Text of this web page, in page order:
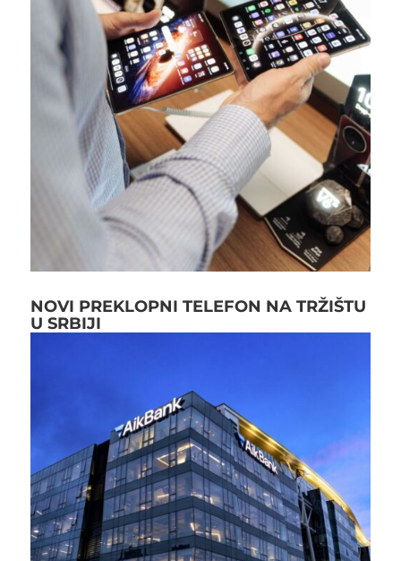
NOVI PREKLOPNI TELEFON NA TRŽIŠTU
U SRBIJI